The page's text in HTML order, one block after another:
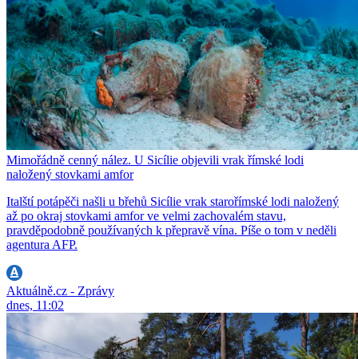
Mimořádně cenný nález. U Sicílie objevili vrak římské lodi
naložený stovkami amfor
Italští potápěči našli u břehů Sicílie vrak starořímské lodi naložený
až po okraj stovkami amfor ve velmi zachovalém stavu,
pravděpodobně používaných k přepravě vína. Píše o tom v neděli
agentura AFP.
Aktuálně.cz - Zprávy
dnes, 11:02